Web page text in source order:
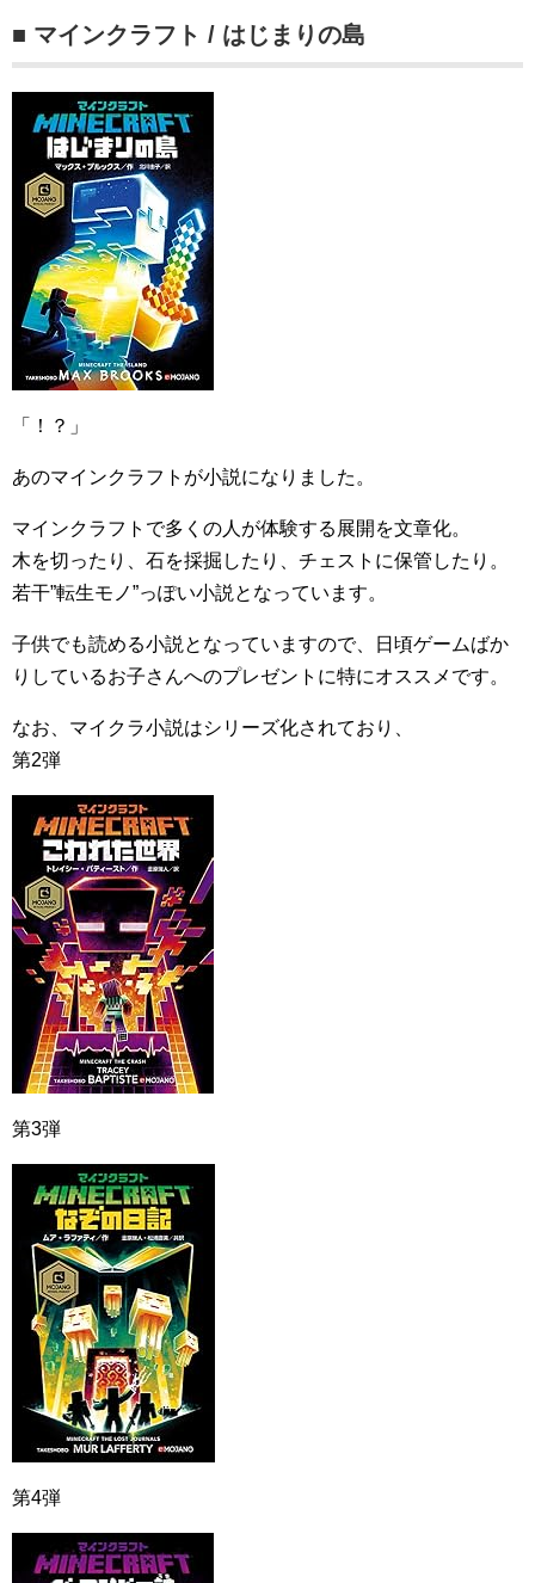
■ マインクラフト / はじまりの島
「！？」
あのマインクラフトが小説になりました。
マインクラフトで多くの人が体験する展開を文章化。
木を切ったり、石を採掘したり、チェストに保管したり。
若干”転生モノ”っぽい小説となっています。
子供でも読める小説となっていますので、日頃ゲームばか
りしているお子さんへのプレゼントに特にオススメです。
なお、マイクラ小説はシリーズ化されており、
第2弾
第3弾
第4弾